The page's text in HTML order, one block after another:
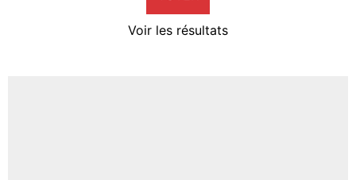
Voir les résultats